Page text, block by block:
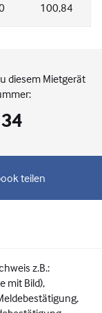
100,84
diesem Mietgerät
teilen
z.B.:
mit Bild),